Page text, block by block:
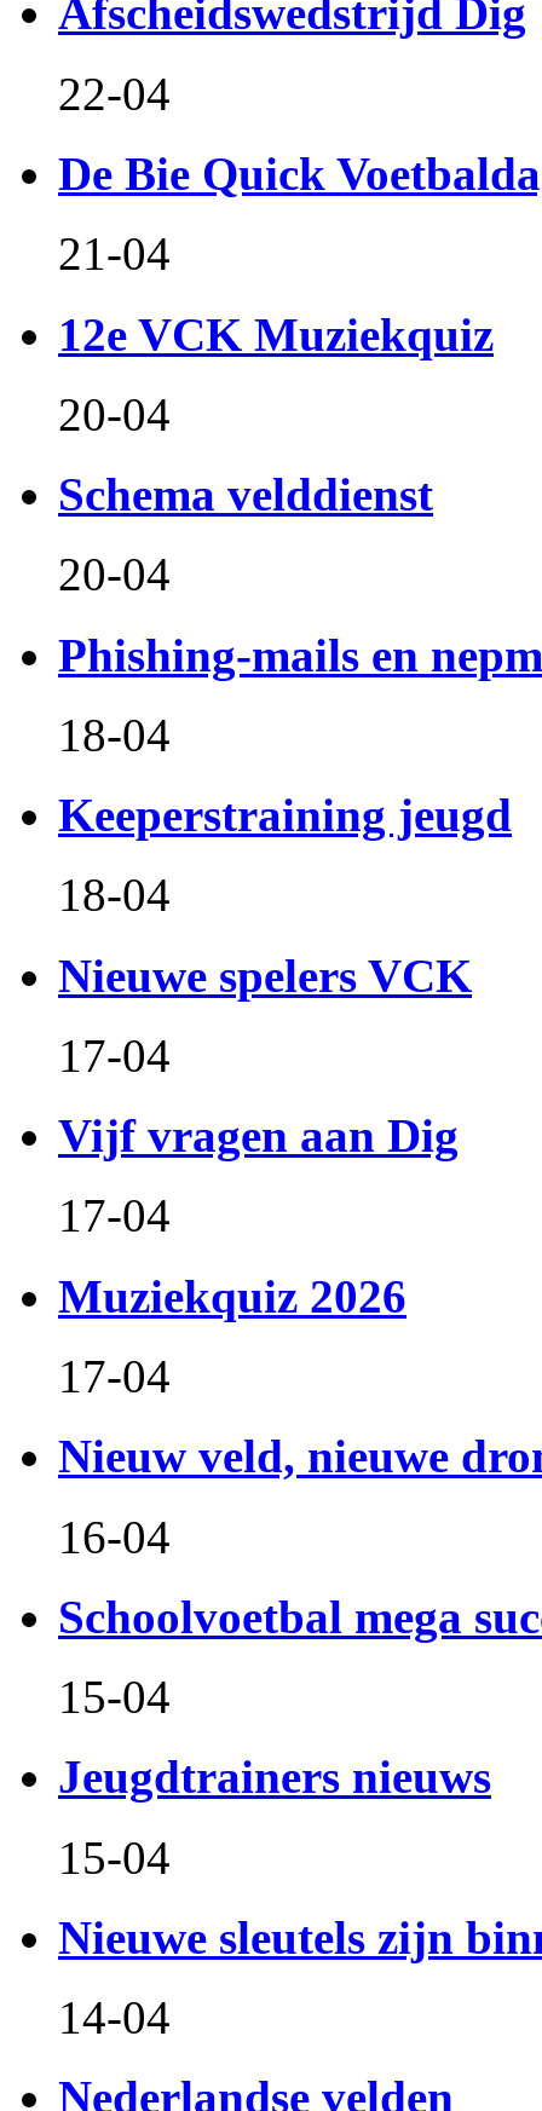
Afscheidswedstrijd Dig
22-04
De Bie Quick
21-04
12e VCK Muziekquiz
20-04
Schema velddienst
20-04
Phishing-mails en
18-04
Keeperstraining jeugd
18-04
Nieuwe spelers VCK
17-04
Vijf vragen aan Dig
17-04
Muziekquiz 2026
17-04
Nieuw veld, nieuwe
16-04
Schoolvoetbal mega
15-04
Jeugdtrainers nieuws
15-04
Nieuwe sleutels zijn
14-04
Nederlandse velden